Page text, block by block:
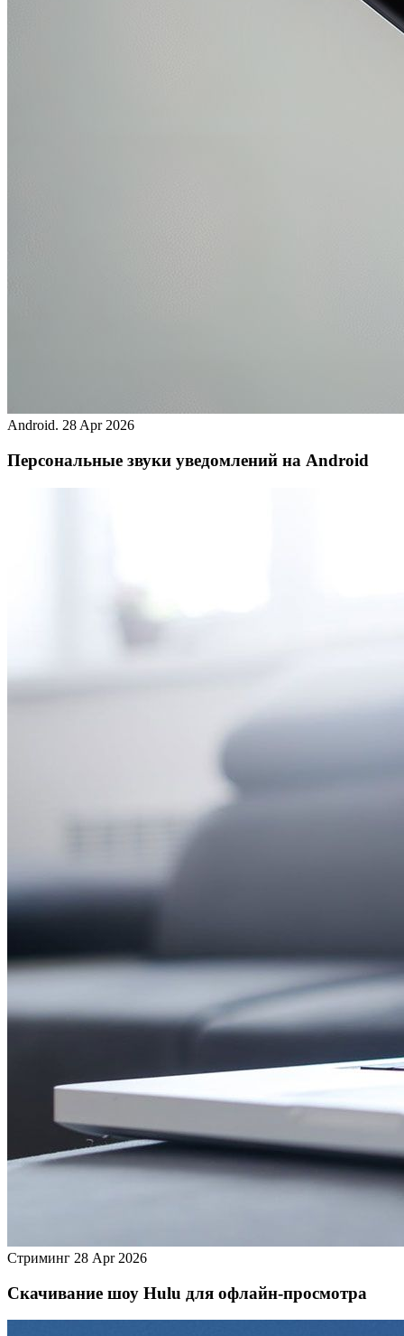
Android. 28 Apr 2026
Персональные звуки уведомлений на Android
Стриминг 28 Apr 2026
Скачивание шоу Hulu для офлайн‑просмотра